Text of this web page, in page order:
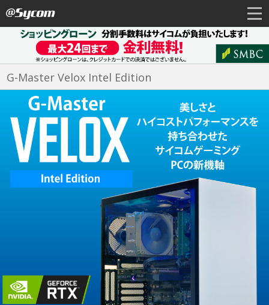
G-Master Velox Intel Edition